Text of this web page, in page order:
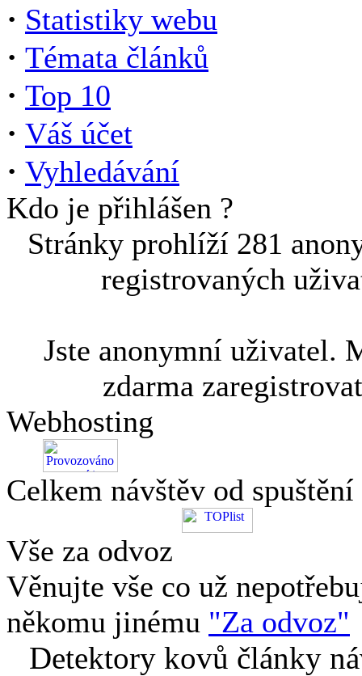
· Statistiky webu
· Témata článků
· Top 10
· Váš účet
· Vyhledávání
Kdo je přihlášen ?
Stránky prohlíží 281
registrovaných
Jste anonymní uživatel.
zdarma
Webhosting
Celkem návštěv od
Vše za odvoz
Věnujte vše co už
někomu jinému "Za odvoz"
Detektory kovů články